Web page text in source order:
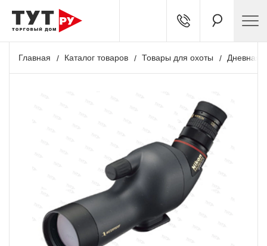
Главная Каталог товаров Товары для охоты Дневная